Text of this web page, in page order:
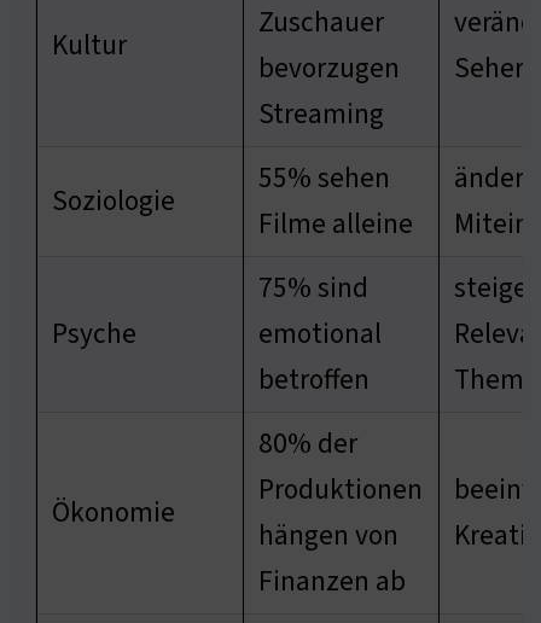
Kultur
Zuschauer
bevorzugen
Streaming
Soziologie
55% sehen
Filme alleine
ändert
Psyche
75% sind
emotional
betroffen
Ökonomie
80% der
Produktionen
hängen von
Finanzen ab